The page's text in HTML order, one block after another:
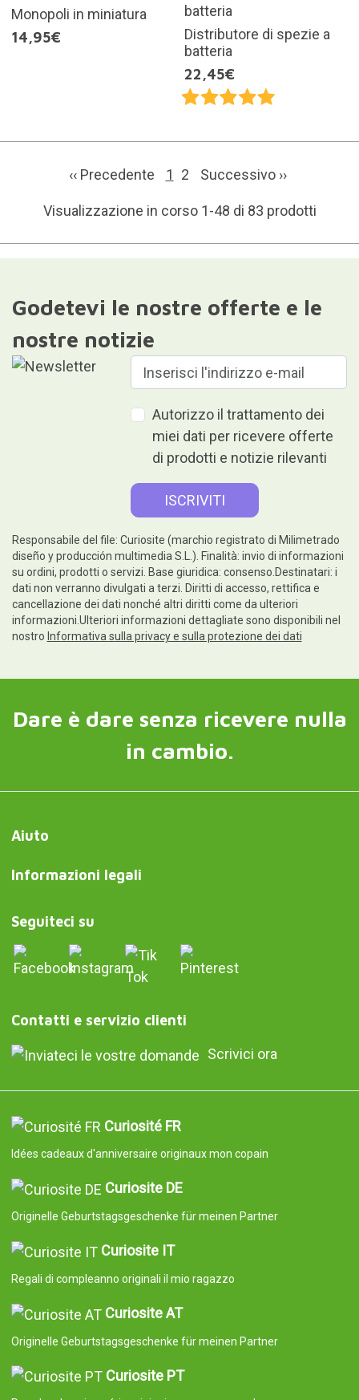
Monopoli in miniatura
14,95€
Distributore di spezie a
batteria
22,45€
‹‹ Precedente 1 2 Successivo ››
Visualizzazione in corso 1-48 di 83 prodotti
Godetevi le nostre offerte e le
nostre notizie
Autorizzo il trattamento dei
miei dati per ricevere offerte
di prodotti e notizie rilevanti
Responsabile del file: Curiosite (marchio registrato di Milimetrado
diseño y producción multimedia S.L.). Finalità: invio di informazioni
su ordini, prodotti o servizi. Base giuridica: consenso.Destinatari: i
dati non verranno divulgati a terzi. Diritti di accesso, rettifica e
cancellazione dei dati nonché altri diritti come da ulteriori
informazioni.Ulteriori informazioni dettagliate sono disponibili nel
nostro Informativa sulla privacy e sulla protezione dei dati
Dare è dare senza ricevere nulla
in cambio.
Aiuto
Informazioni legali
Seguiteci su
Contatti e servizio clienti
Scrivici ora
Curiosité FR
Idées cadeaux d'anniversaire originaux mon copain
Curiosite DE
Originelle Geburtstagsgeschenke für meinen Partner
Curiosite IT
Regali di compleanno originali il mio ragazzo
Curiosite AT
Originelle Geburtstagsgeschenke für meinen Partner
Curiosite PT